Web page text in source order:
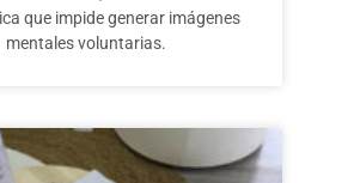
que impide generar imágenes
mentales voluntarias.